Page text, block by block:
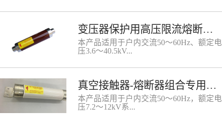
接触器等）配合使用，作为高压电动机及
其他电力设施过载或短路的保护元件。型
号国标型号 XRNM3A- (3.6～12)/□ -50等
同型号英国BS标准：符合德国DIN标准的
合英国BS标准的基本参数插入式熔断器
外形基本参数熔断器的合理使用用于直接
启动的熔断器额定电流的选用按如下公式
Iy=NInδ公式中： In-电动机满载电
流 δ-综合系数，如下表 N-启动
电流与满载电流之比，通常N=6 Iy-在
变压器保护用高压限流熔断器（符合德国DIN标准）
本产品适用于户内交流50～60Hz、额定电
压3.6～40.5kV...
真空接触器等)配合使用，作为电力变压
器及其它电力设备短路和过载的保护元
件，又是高压开关柜、环网柜、高/低压
预装式变电站必备的配套产品。型号：国
真空接触器-熔断器组合专用高压限流熔断器
本产品适用于户内交流50～60Hz，额定电
压7.2～12kV系...